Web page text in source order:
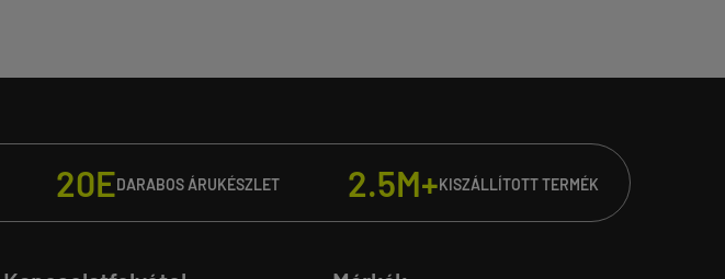
20EDARABOS ÁRUKÉSZLET 2.5M+KISZÁLLÍTOTT TERMÉK